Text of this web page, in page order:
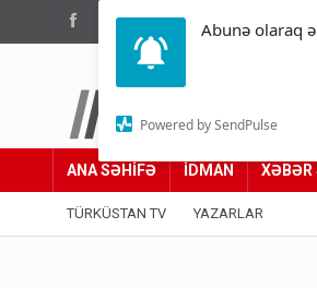
Abunə olaraq
Powered by SendPulse
Adımız yolumuzdur
ANA SƏHİFƏ İDMAN XƏBƏR
TÜRKÜSTAN TV YAZARLAR